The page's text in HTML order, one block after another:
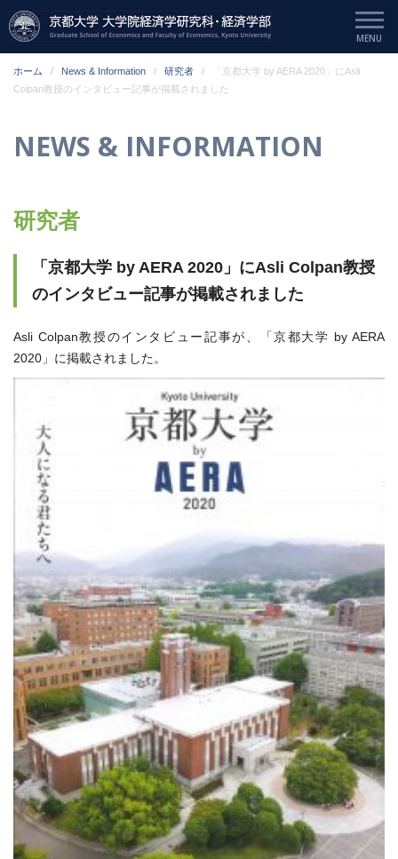
ホーム News & Information 研究者
「京都大学 by AERA 2020」にAsli
Colpan教授のインタビュー記事が掲載されました
NEWS & INFORMATION
研究者
「京都大学 by AERA 2020」にAsli Colpan教授
のインタビュー記事が掲載されました
Asli Colpan教授のインタビュー記事が、「京都大学 by AERA
2020」に掲載されました。